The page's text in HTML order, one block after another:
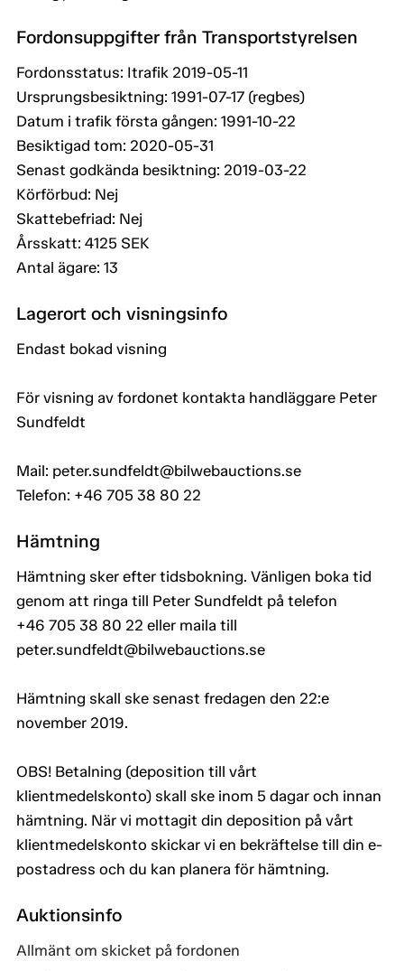
Fordonsuppgifter från Transportstyrelsen
Fordonsstatus: Itrafik 2019-05-11
Ursprungsbesiktning: 1991-07-17 (regbes)
Datum i trafik första gången: 1991-10-22
Besiktigad tom: 2020-05-31
Senast godkända besiktning: 2019-03-22
Körförbud: Nej
Skattebefriad: Nej
Årsskatt: 4125 SEK
Antal ägare: 13
Lagerort och visningsinfo
Endast bokad visning
För visning av fordonet kontakta handläggare Peter
Sundfeldt
Mail: peter.sundfeldt@bilwebauctions.se
Telefon: +46 705 38 80 22
Hämtning
Hämtning sker efter tidsbokning. Vänligen boka tid
genom att ringa till Peter Sundfeldt på telefon
+46 705 38 80 22 eller maila till
peter.sundfeldt@bilwebauctions.se
Hämtning skall ske senast fredagen den 22:e
november 2019.
OBS! Betalning (deposition till vårt
klientmedelskonto) skall ske inom 5 dagar och innan
hämtning. När vi mottagit din deposition på vårt
klientmedelskonto skickar vi en bekräftelse till din e-
postadress och du kan planera för hämtning.
Auktionsinfo
Allmänt om skicket på fordonen